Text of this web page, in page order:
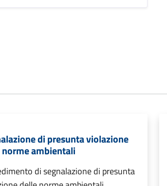
di presunta violazione
ambientali
di segnalazione di presunta